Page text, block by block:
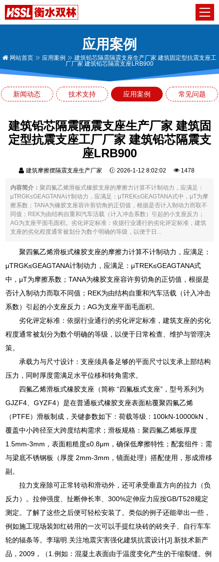
应用案例
网站首页 应用案例
建筑铅芯隔震隔震支座生产厂家 建筑固定型抗震支座工
厂厂家 建筑铅芯隔震支座LRB900
新闻动态 技术支持 应用案例 常见问题
建筑铅芯隔震隔震支座生产厂家 建筑固
定型抗震支座工厂厂家 建筑铅芯隔震支
座LRB900
建筑摩擦摆隔震支座生产厂家 2026-1-12 8:02:02 1478
内容简介：聚四氟乙烯滑板式橡胶支座的摩擦力计算不计制动力，应满足：
μTRGK≤GEAGTANA计制动力，应满足：μTREK≤GEAGTANA式中，μT为摩
擦系数；TANA为橡胶支座容许剪切角的正切值，根据是否计入制动力而取不
同值；REK为由结构自重和汽车活载（计入冲击系数）引起的小支座反力；
AG为支座平面毛面积。劣化评定标准：依据行业通行的劣化评定标准，建筑
支座的劣化程度通常被划分为数个明确的等级，以便于日...
聚四氟乙烯滑板式橡胶支座的摩擦力计算不计制动力，应满足：
μTRGK≤GEAGTANA计制动力，应满足：μTREK≤GEAGTANA式
中，μT为摩擦系数；TANA为橡胶支座容许剪切角的正切值，根据是
否计入制动力而取不同值；REK为由结构自重和汽车活载（计入冲击
系数）引起的小支座反力；AG为支座平面毛面积。
劣化评定标准：依据行业通行的劣化评定标准，建筑支座的劣化
程度通常被划分为数个明确的等级，以便于日常检查、维护与管理决
策。
承载力与尺寸设计：支座须具备足够的平面尺寸以支承上部结构
压力，同时厚度需满足水平位移和转角需求。
四氟乙烯滑板式橡胶支座（简称 “四氟板式支座”，型号系列为
GJZF4、GYZF4）是在普通板式橡胶支座表面粘覆聚四氟乙烯
（PTFE）滑板制成，关键参数如下：荷载等级：100kN-10000kN，
覆盖中小跨径至大跨度结构需求；滑板规格：聚四氟乙烯板厚度
1.5mm-3mm，表面粗糙度≤0.8μm，确保低摩擦特性；配套组件：需
与梁底不锈钢板（厚度 2mm-3mm，镜面处理）搭配使用，形成滑移
副。
拉力支座除可正常转动和滑动外，还可承受垂直方向的拉力（负
反力）。拉伸强度、扯断伸长率、300%定伸应力应按GB/T528规定
测定。了解了这些之后便可轻松安装了。类似的例子还能举出一些，
例如施工现场装卸红砖用的一次可以手提红块砖的砖夹子、自行车车
轮的辐条等。李瑞明.关注地震灾害强化建筑抗震设计[J].新技术新产
品，2009，（1.例如：混凝土表面由于温度变化产生的干缩裂缝。例